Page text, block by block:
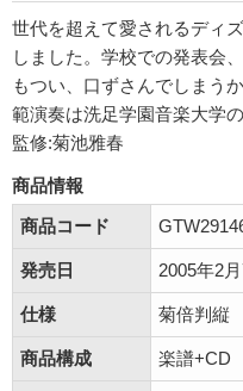
世代を超えて愛されるディ
しました。学校での発表会
もつい、口ずさんでしまう
範演奏は洗足学園音楽大学
監修:菊池雅春
商品情報
商品コード
発売日 2005年2
仕様 菊倍判縦
商品構成 楽譜+CD